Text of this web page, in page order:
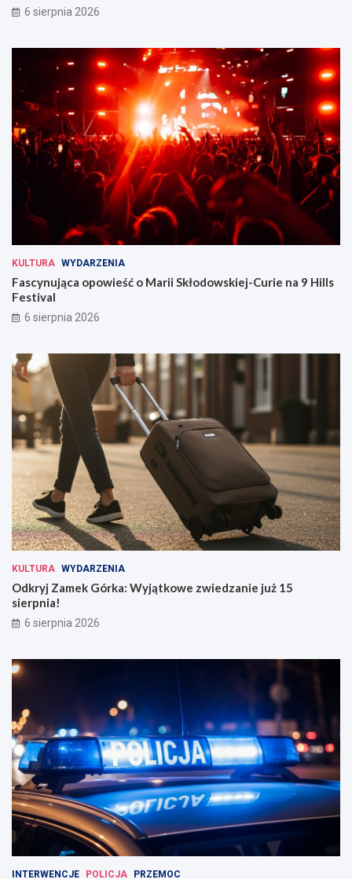
6 sierpnia 2026
KULTURA WYDARZENIA
Fascynująca opowieść o Marii Skłodowskiej-Curie na 9 Hills
Festival
6 sierpnia 2026
KULTURA WYDARZENIA
Odkryj Zamek Górka: Wyjątkowe zwiedzanie już 15
sierpnia!
6 sierpnia 2026
INTERWENCJE POLICJA PRZEMOC